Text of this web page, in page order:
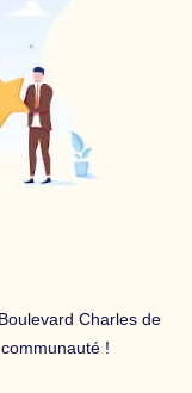
Charles de
!